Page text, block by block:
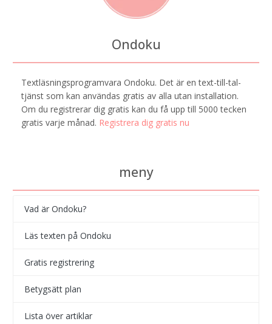
Ondoku
Textläsningsprogramvara Ondoku. Det är en text-till-tal-
tjänst som kan användas gratis av alla utan installation.
Om du registrerar dig gratis kan du få upp till 5000 tecken
gratis varje månad. Registrera dig gratis nu
meny
Vad är Ondoku?
Läs texten på Ondoku
Gratis registrering
Betygsätt plan
Lista över artiklar